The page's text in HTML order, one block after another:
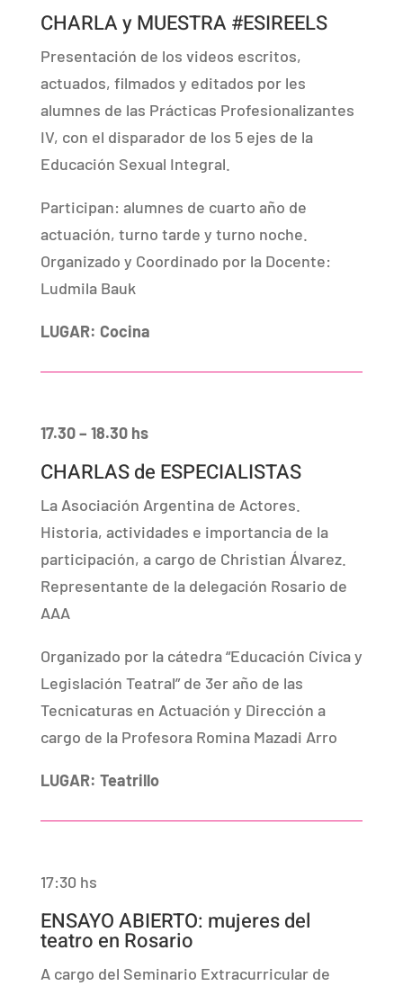
CHARLA y MUESTRA #ESIREELS
Presentación de los videos escritos,
actuados, filmados y editados por les
alumnes de las Prácticas Profesionalizantes
IV, con el disparador de los 5 ejes de la
Educación Sexual Integral.
Participan: alumnes de cuarto año de
actuación, turno tarde y turno noche.
Organizado y Coordinado por la Docente:
Ludmila Bauk
LUGAR: Cocina
17.30 – 18.30 hs
CHARLAS de ESPECIALISTAS
La Asociación Argentina de Actores.
Historia, actividades e importancia de la
participación, a cargo de Christian Álvarez.
Representante de la delegación Rosario de
AAA
Organizado por la cátedra “Educación Cívica y
Legislación Teatral” de 3er año de las
Tecnicaturas en Actuación y Dirección a
cargo de la Profesora Romina Mazadi Arro
LUGAR: Teatrillo
17:30 hs
ENSAYO ABIERTO: mujeres del
teatro en Rosario
A cargo del Seminario Extracurricular de